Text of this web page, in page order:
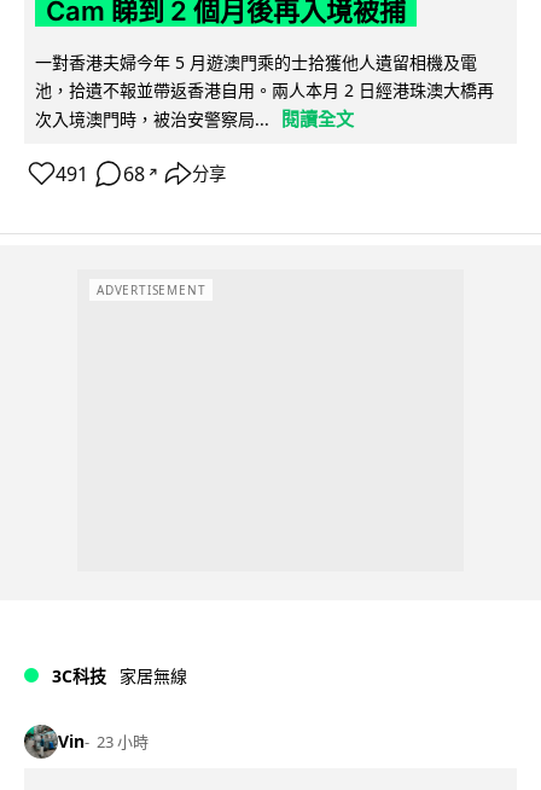
Cam 睇到 2 個月後再入境被捕
一對香港夫婦今年 5 月遊澳門乘的士拾獲他人遺留相機及電
池，拾遺不報並帶返香港自用。兩人本月 2 日經港珠澳大橋再
次入境澳門時，被治安警察局...
閱讀全文
491 68 ↗ 分享
ADVERTISEMENT
3C科技 家居無線
Vin 23 小時